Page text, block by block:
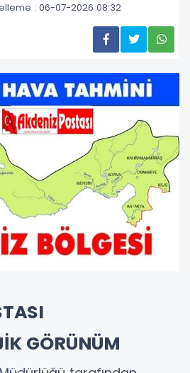
: 06-07-2026 08:32
GÖRÜNÜM